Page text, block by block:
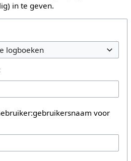
in te geven.
logboeken
voor